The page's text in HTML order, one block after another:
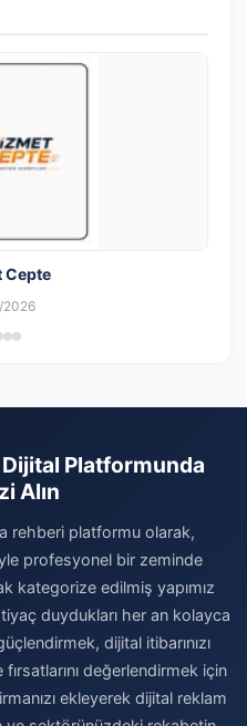
Cepte
2026
Dijital Platformunda
Alın
rehberi platformu olarak,
profesyonel bir zeminde
kategorize edilmiş yapımız
duydukları her an kolayca
dijital itibarınızı
değerlendirmek için
ekleyerek dijital reklam